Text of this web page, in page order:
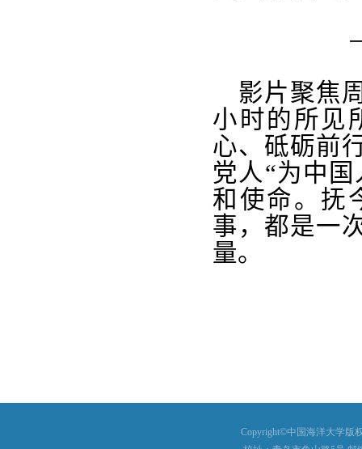
影片聚焦
小时的所见
心、砥砺前
党人“为中
和使命。抚
事，都是一
量。
Copyright©中国海洋大学版